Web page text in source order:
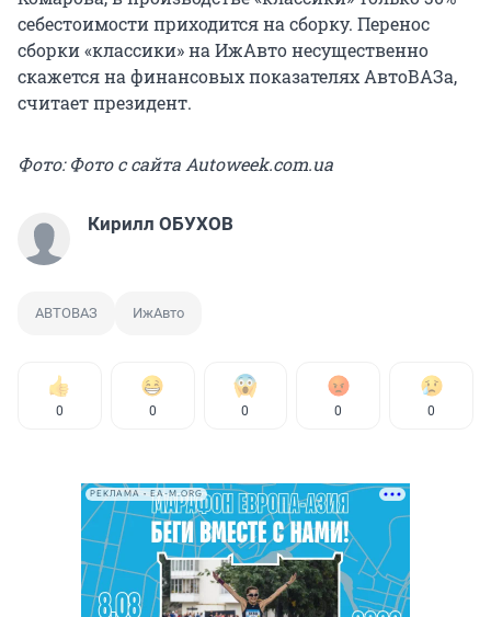
себестоимости приходится на сборку. Перенос
сборки «классики» на ИжАвто несущественно
скажется на финансовых показателях АвтоВАЗа,
считает президент.
Фото: Фото с сайта Autoweek.com.ua
Кирилл ОБУХОВ
АВТОВАЗ ИжАвто
0 0 0 0 0
РЕКЛАМА • EA-M.ORG